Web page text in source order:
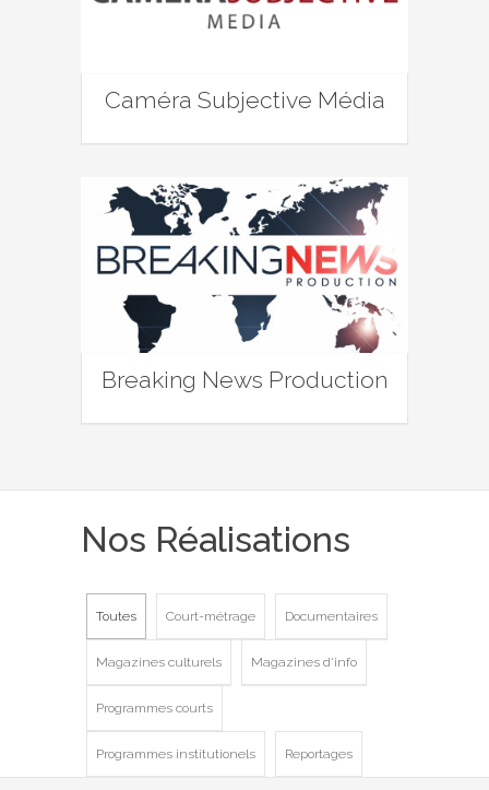
Caméra Subjective Média
Breaking News Production
Nos Réalisations
Toutes Court-métrage Documentaires
Magazines culturels Magazines d'info
Programmes courts
Programmes institutionels Reportages